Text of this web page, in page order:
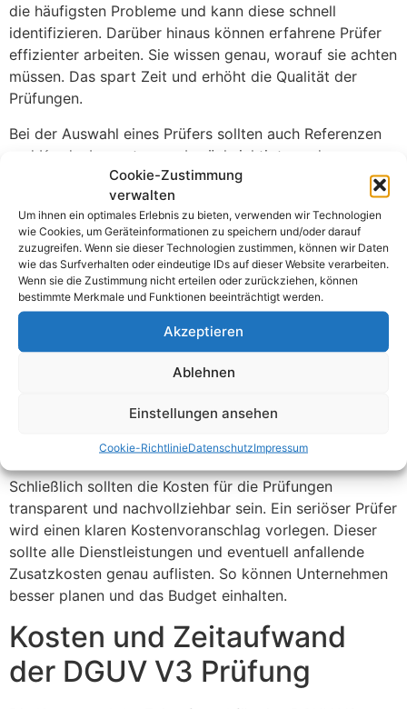
Cookie-Zustimmung
verwalten
Um ihnen ein optimales Erlebnis zu bieten, verwenden wir Technologien
wie Cookies, um Geräteinformationen zu speichern und/oder darauf
zuzugreifen. Wenn sie dieser Technologien zustimmen, können wir Daten
wie das Surfverhalten oder eindeutige IDs auf dieser Website verarbeiten.
Wenn sie die Zustimmung nicht erteilen oder zurückziehen, können
bestimmte Merkmale und Funktionen beeinträchtigt werden.
Akzeptieren
Ablehnen
Einstellungen ansehen
Cookie-RichtlinieDatenschutzImpressum
die häufigsten Probleme und kann diese schnell
identifizieren. Darüber hinaus können erfahrene Prüfer
effizienter arbeiten. Sie wissen genau, worauf sie achten
müssen. Das spart Zeit und erhöht die Qualität der
Prüfungen.
Bei der Auswahl eines Prüfers sollten auch Referenzen
und Kundenbewertungen berücksichtigt werden.
Positive Bewertungen und Empfehlungen von anderen
Unternehmen sind oft ein guter Indikator für die Qualität
der Dienstleistungen. Es kann hilfreich sein, sich an
andere Unternehmen im Nürnberger Land zu wenden.
Diese können oft wertvolle Hinweise und Empfehlungen
geben.
Ein weiterer wichtiger Aspekt ist die technische
Ausstattung des Prüfers. Moderne Prüfgeräte und -
software sind notwendig, um präzise und zuverlässige
die verwendete Technik zu informieren. Einige
und Methoden vor Ort anzusehen.
Schließlich sollten die Kosten für die Prüfungen
transparent und nachvollziehbar sein. Ein seriöser Prüfer
wird einen klaren Kostenvoranschlag vorlegen. Dieser
sollte alle Dienstleistungen und eventuell anfallende
Zusatzkosten genau auflisten. So können Unternehmen
besser planen und das Budget einhalten.
Kosten und Zeitaufwand
der DGUV V3 Prüfung